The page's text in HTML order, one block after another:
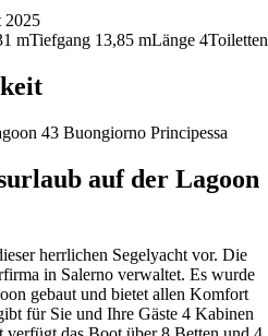
2025
mTiefgang 13,85 mLänge 4Toiletten
43 Buongiorno Principessa
auf der Lagoon
herrlichen Segelyacht vor. Die
in Salerno verwaltet. Es wurde
gebaut und bietet allen Komfort
für Sie und Ihre Gäste 4 Kabinen